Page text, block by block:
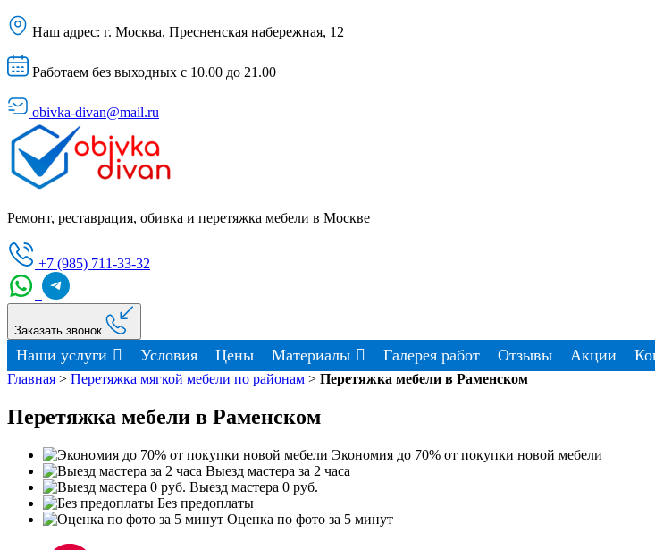
Наш адрес: г. Москва, Пресненская набережная, 12
Работаем без выходных с 10.00 до 21.00
obivka-divan@mail.ru
Ремонт, реставрация, обивка и перетяжка мебели в Москве
+7 (985) 711-33-32
Заказать звонок
Наши услуги Условия Цены Материалы Галерея работ Отзывы Акции
Главная > Перетяжка мягкой мебели по районам > Перетяжка мебели в Раменском
Перетяжка мебели в Раменском
Экономия до 70% от покупки новой мебели
Выезд мастера за 2 часа
Выезд мастера 0 руб.
Без предоплаты
Оценка по фото за 5 минут